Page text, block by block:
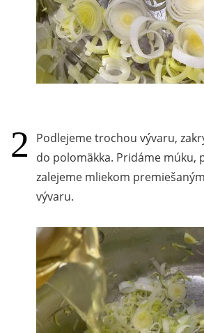
Podlejeme trochou vývaru,
do polomäkka. Pridáme múku,
zalejeme mliekom
vývaru.